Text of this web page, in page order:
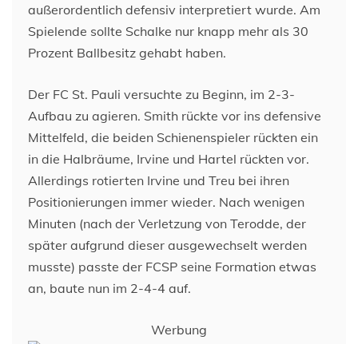
außerordentlich defensiv interpretiert wurde. Am
Spielende sollte Schalke nur knapp mehr als 30
Prozent Ballbesitz gehabt haben.
Der FC St. Pauli versuchte zu Beginn, im 2-3-
Aufbau zu agieren. Smith rückte vor ins defensive
Mittelfeld, die beiden Schienenspieler rückten ein
in die Halbräume, Irvine und Hartel rückten vor.
Allerdings rotierten Irvine und Treu bei ihren
Positionierungen immer wieder. Nach wenigen
Minuten (nach der Verletzung von Terodde, der
später aufgrund dieser ausgewechselt werden
musste) passte der FCSP seine Formation etwas
an, baute nun im 2-4-4 auf.
Werbung